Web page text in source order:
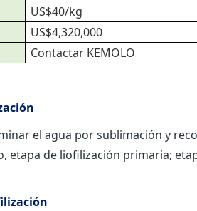
US$40/kg
US$4,320,000
Contactar KEMOLO
el agua por sublimación y
etapa de liofilización primaria;